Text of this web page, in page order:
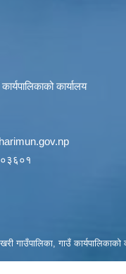
कार्यालय
गाउँपालिका, गाउँ कार्यपालिकाको